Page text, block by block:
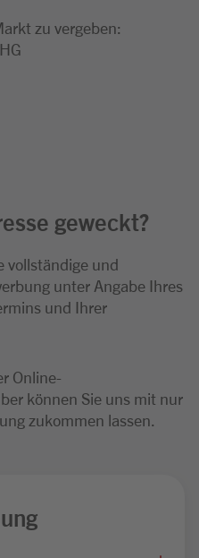
zu vergeben:
geweckt?
vollständige und
unter Angabe Ihres
und Ihrer
Online-
können Sie uns mit nur
zukommen lassen.